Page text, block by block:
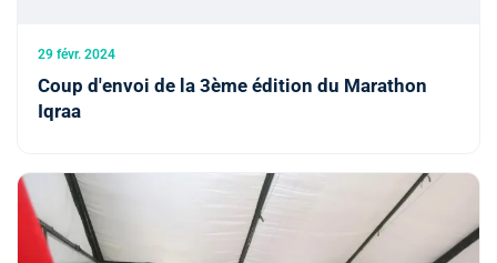
29 févr. 2024
Coup d'envoi de la 3ème édition du Marathon
Iqraa